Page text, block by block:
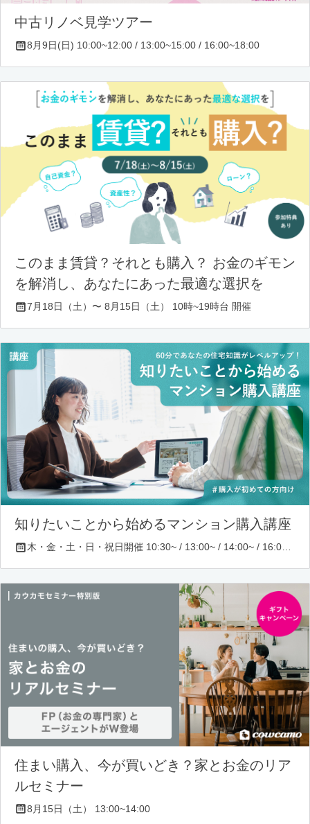
中古リノベ見学ツアー
8月9日(日) 10:00~12:00 / 13:00~15:00 / 16:00~18:00
このまま賃貸？それとも購入？ お金のギモン
を解消し、あなたにあった最適な選択を
7月18日（土）〜 8月15日（土） 10時~19時台 開催
知りたいことから始めるマンション購入講座
木・金・土・日・祝日開催 10:30~ / 13:00~ / 14:00~ / 16:00~ / 17:00~/ 18:30~/ 19:30~
住まい購入、今が買いどき？家とお金のリア
ルセミナー
8月15日（土） 13:00~14:00